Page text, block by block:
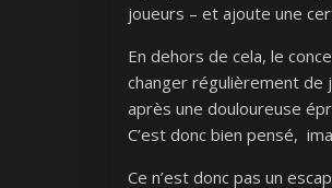
joueurs – et ajoute une
En dehors de cela, le
changer régulièrement de
après une douloureuse
C’est donc bien pensé,
Ce n’est donc pas un